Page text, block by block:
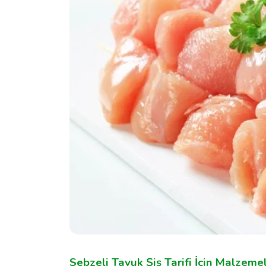
Sebzeli Tavuk Şiş Tarifi İçin